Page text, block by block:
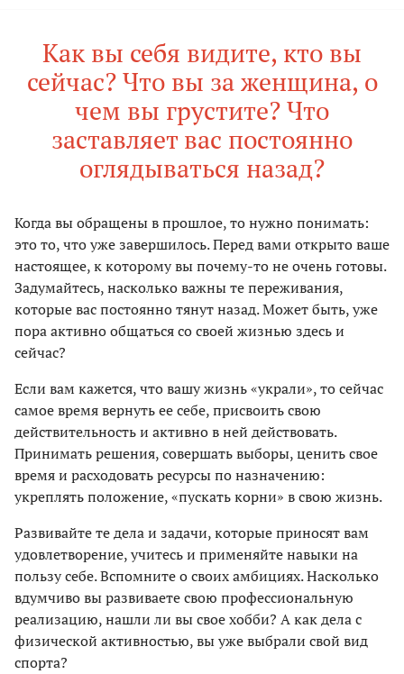
Как вы себя видите, кто вы
сейчас? Что вы за женщина, о
чем вы грустите? Что
заставляет вас постоянно
оглядываться назад?
Когда вы обращены в прошлое, то нужно понимать:
это то, что уже завершилось. Перед вами открыто ваше
настоящее, к которому вы почему-то не очень готовы.
Задумайтесь, насколько важны те переживания,
которые вас постоянно тянут назад. Может быть, уже
пора активно общаться со своей жизнью здесь и
сейчас?
Если вам кажется, что вашу жизнь «украли», то сейчас
самое время вернуть ее себе, присвоить свою
действительность и активно в ней действовать.
Принимать решения, совершать выборы, ценить свое
время и расходовать ресурсы по назначению:
укреплять положение, «пускать корни» в свою жизнь.
Развивайте те дела и задачи, которые приносят вам
удовлетворение, учитесь и применяйте навыки на
пользу себе. Вспомните о своих амбициях. Насколько
вдумчиво вы развиваете свою профессиональную
реализацию, нашли ли вы свое хобби? А как дела с
физической активностью, вы уже выбрали свой вид
спорта?